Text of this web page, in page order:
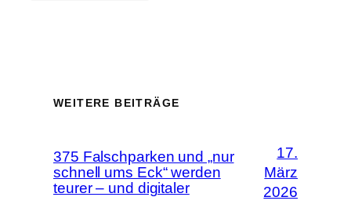
WEITERE BEITRÄGE
375 Falschparken und „nur
schnell ums Eck“ werden
teurer – und digitaler
17.
März
2026